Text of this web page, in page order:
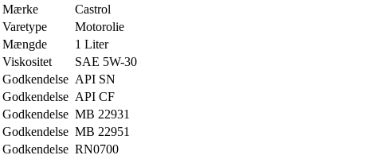
Mærke
Castrol
Varetype
Motorolie
Mængde
1 Liter
Viskositet
SAE 5W-30
Godkendelse API SN
Godkendelse API CF
Godkendelse MB 22931
Godkendelse MB 22951
Godkendelse RN0700